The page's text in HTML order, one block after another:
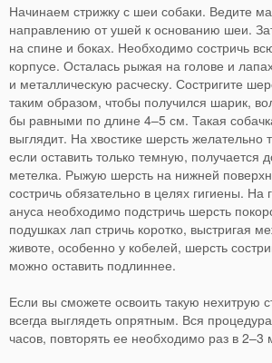
Начинаем стрижку с шеи собаки. Ведите
направлению от ушей к основанию шеи.
на спине и боках. Необходимо состричь
корпусе. Осталась рыжая на голове и
и металлическую расческу. Состригите
таким образом, чтобы получился шарик,
бы равными по длине 4–5 см. Такая
выглядит. На хвостике шерсть желательно
если оставить только темную, получается
метелка. Рыжую шерсть на нижней
состричь обязательно в целях гигиены. На
ануса необходимо подстричь шерсть
подушках лап стричь коротко, выстригая
животе, особенно у кобелей, шерсть
можно оставить подлиннее.
Если вы сможете освоить такую нехитрую
всегда выглядеть опрятным. Вся
часов, повторять ее необходимо раз в 2–3